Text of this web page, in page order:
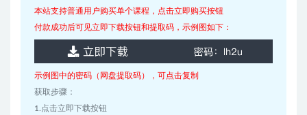
本站支持普通用户购买单个课程，点击立即购买按钮
付款成功后可见立即下载按钮和提取码，示例图如下：
示例图中的密码（网盘提取码），可点击复制
获取步骤：
1.点击立即下载按钮